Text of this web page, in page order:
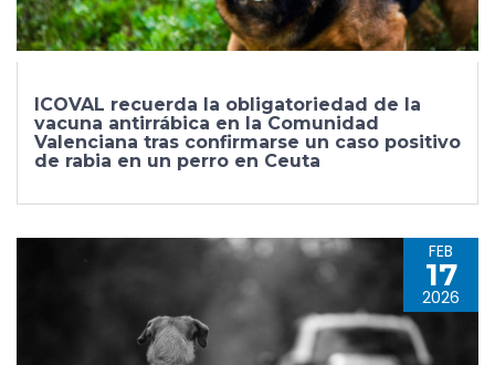
ICOVAL recuerda la obligatoriedad de la
vacuna antirrábica en la Comunidad
Valenciana tras confirmarse un caso positivo
de rabia en un perro en Ceuta
FEB
17
2026